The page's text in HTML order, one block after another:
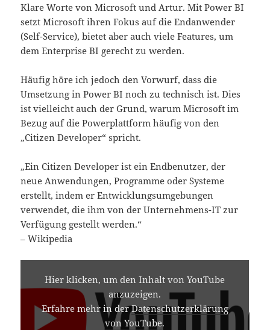
Klare Worte von Microsoft und Artur. Mit Power BI
setzt Microsoft ihren Fokus auf die Endanwender
(Self-Service), bietet aber auch viele Features, um
dem Enterprise BI gerecht zu werden.
Häufig höre ich jedoch den Vorwurf, dass die
Umsetzung in Power BI noch zu technisch ist. Dies
ist vielleicht auch der Grund, warum Microsoft im
Bezug auf die Powerplattform häufig von den
„Citizen Developer“ spricht.
„Ein Citizen Developer ist ein Endbenutzer, der
neue Anwendungen, Programme oder Systeme
erstellt, indem er Entwicklungsumgebungen
verwendet, die ihm von der Unternehmens-IT zur
Verfügung gestellt werden.“
– Wikipedia
YOUTUBEHier klicken, um den Inhalt von YouTube
anzuzeigen.
Erfahre mehr in derDatenschutzerklärung
von YouTube.